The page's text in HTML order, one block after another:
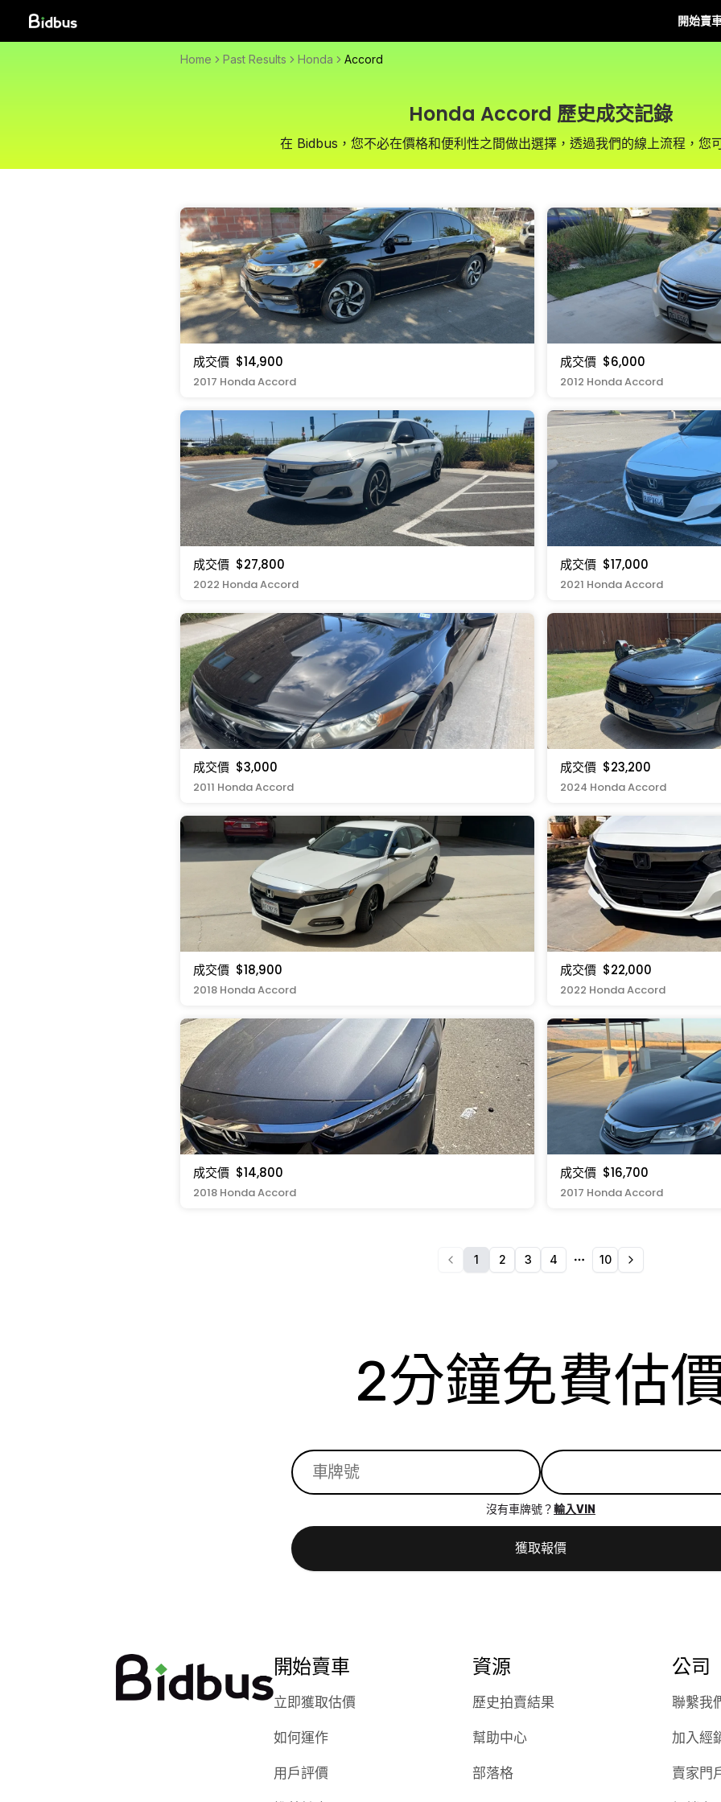
開始賣
Home Past Results Honda Accord
Honda Accord 歷史成交記錄
在 Bidbus，您不必在價格和便利性之間做出選擇，透過我們的線上流程，您
成交價 $14,900
2017 Honda Accord
成交價 $6,000
2012 Honda Accord
成交價 $27,800
2022 Honda Accord
成交價 $17,000
2021 Honda Accord
成交價 $3,000
2011 Honda Accord
成交價 $23,200
2024 Honda Accord
成交價 $18,900
2018 Honda Accord
成交價 $22,000
2022 Honda Accord
成交價 $14,800
2018 Honda Accord
成交價 $16,700
2017 Honda Accord
1 2 3 4
More pages
10
2分鐘免費估
沒有車牌號？輸入VIN
獲取報價
開始賣車
立即獲取估價
如何運作
用戶評價
資源
歷史拍賣結果
幫助中心
部落格
公司
聯繫我
加入經
賣家門